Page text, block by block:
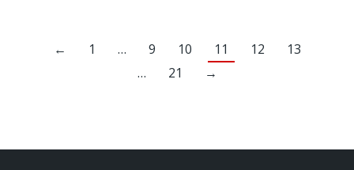
← 1 … 9 10 11 12
13
…
21 →